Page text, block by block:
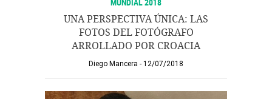
UNA PERSPECTIVA ÚNICA: LAS
FOTOS DEL FOTÓGRAFO
ARROLLADO POR CROACIA
Diego Mancera 12/07/2018